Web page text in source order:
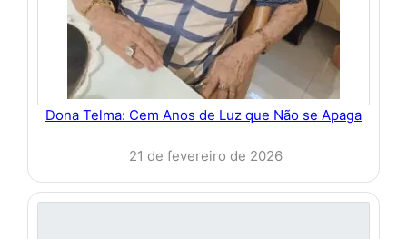
Dona Telma: Cem Anos de Luz que Não se Apaga
21 de fevereiro de 2026